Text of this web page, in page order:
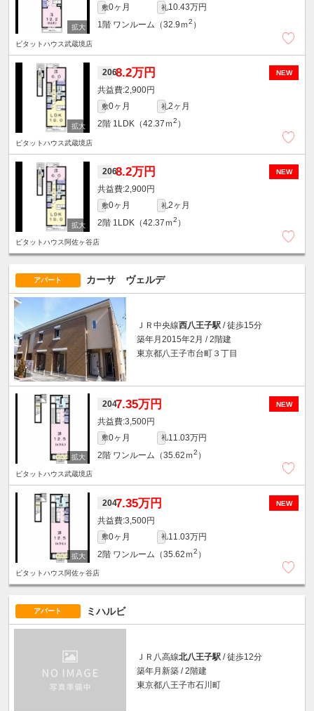
敷0ヶ月 礼10.43万円
1階 ワンルーム（32.9ｍ2 ）
ピタットハウス武蔵境店
NEW
2068.2万円
2,900円
敷0ヶ月 礼2ヶ月
2階 1LDK（42.37ｍ2 ）
ピタットハウス武蔵境店
NEW
2068.2万円
2,900円
敷0ヶ月 礼2ヶ月
2階 1LDK（42.37ｍ2 ）
ピタットハウス阿佐ヶ谷店
アパート カーサ ヴェルデ
ＪＲ中央線西八王子駅 / 徒歩15分
築年月2015年2月 / 2階建
東京都八王子市台町３丁目
NEW
2047.35万円
3,500円
敷0ヶ月 礼11.03万円
2階 ワンルーム（35.62ｍ2 ）
ピタットハウス武蔵境店
NEW
2047.35万円
3,500円
敷0ヶ月 礼11.03万円
2階 ワンルーム（35.62ｍ2 ）
ピタットハウス阿佐ヶ谷店
アパート ミハルビ
ＪＲ八高線北八王子駅 / 徒歩12分
築年月新築 / 2階建
東京都八王子市石川町